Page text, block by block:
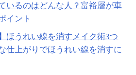
いるのはどんな人？富裕層が車
イント
ほうれい線を消すメイク術3つ
仕上がりでほうれい線を消すに